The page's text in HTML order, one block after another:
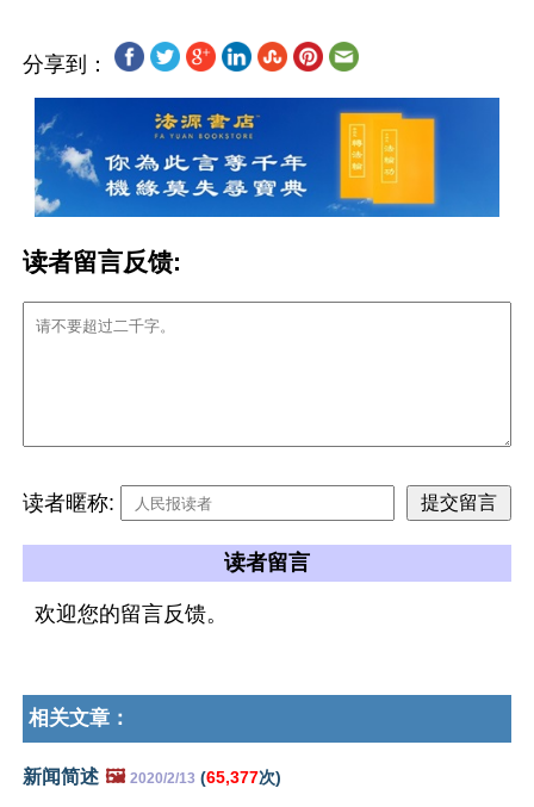
分享到：
读者留言反馈:
读者暱称:
读者留言
欢迎您的留言反馈。
相关文章：
新闻简述 🖼️ 2020/2/13 (65,377次)